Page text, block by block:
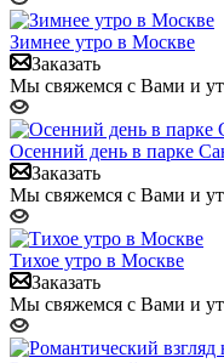
Зимнее утро в Москве
Заказать
Мы свяжемся с Вами и
Осенний день в парке
Заказать
Мы свяжемся с Вами и
Тихое утро в Москве
Заказать
Мы свяжемся с Вами и